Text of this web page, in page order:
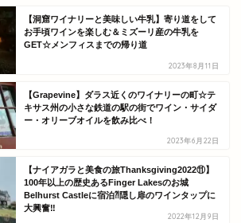
【洞窟ワイナリーと美味しい牛乳】寄り道をして
お手頃ワインを楽しむ＆ミズーリ産の牛乳を
GET☆メンフィスまでの帰り道
2023年8月11日
【Grapevine】ダラス近くのワイナリーの町☆テ
キサス州の小さな鉄道の駅の街でワイン・サイダ
ー・オリーブオイルを飲み比べ！
2023年6月22日
【ナイアガラと美食の旅Thanksgiving2022⑪】
100年以上の歴史あるFinger Lakesのお城
Belhurst Castleに宿泊⁈隠し扉のワインタップに
大興奮‼
2022年12月9日